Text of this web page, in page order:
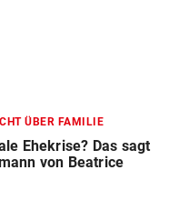
ÜBER FAMILIE
Ehekrise? Das sagt
von Beatrice